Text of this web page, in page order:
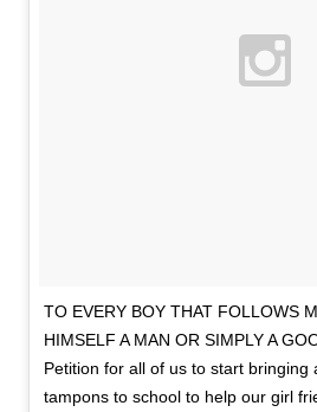
TO EVERY BOY THAT FOLLOWS
HIMSELF A MAN OR SIMPLY A
Petition for all of us to start bringing
tampons to school to help our girl